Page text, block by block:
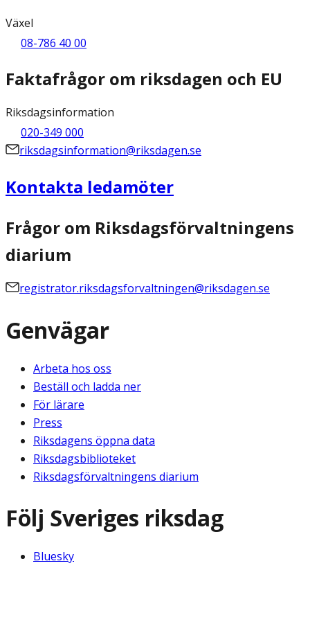
Växel
08-786 40 00
Faktafrågor om riksdagen och EU
Riksdagsinformation
020-349 000
riksdagsinformation@riksdagen.se
Kontakta ledamöter
Frågor om Riksdagsförvaltningens
diarium
registrator.riksdagsforvaltningen@riksdagen.se
Genvägar
Arbeta hos oss
Beställ och ladda ner
För lärare
Press
Riksdagens öppna data
Riksdagsbiblioteket
Riksdagsförvaltningens diarium
Följ Sveriges riksdag
Bluesky